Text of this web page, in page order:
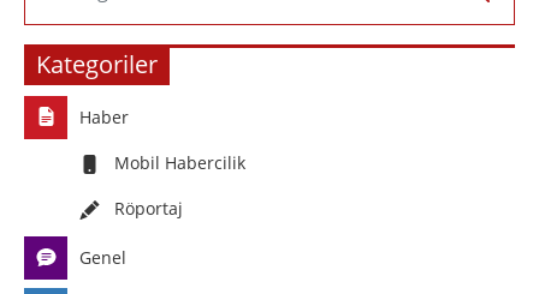
Kategoriler
Haber
Mobil Habercilik
Röportaj
Genel